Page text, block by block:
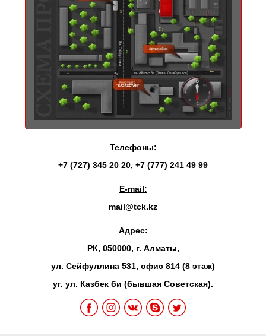
Телефоны:
+7 (727) 345 20 20, +7 (777) 241 49 99
E-mail:
mail@tck.kz
Адрес:
РК, 050000, г. Алматы,
ул. Сейфуллина 531, офис 814 (8 этаж)
уг. ул. Казбек би (бывшая Советская).